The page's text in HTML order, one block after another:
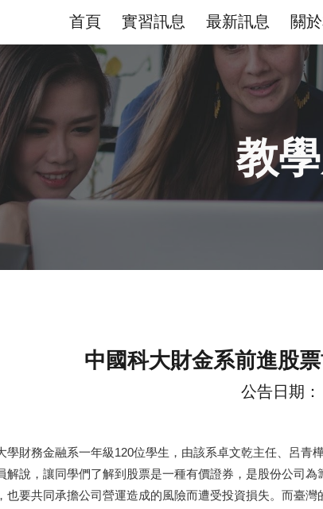
Skip to main content
首頁 實習訊息 最新訊息 關
教
中國科大財金系前進股
公告日期
學財務金融系一年級120位學生，由該系卓文乾主任、呂青
解說，讓同學們了解到股票是一種有價證券，是股份公司
也要共同承擔公司營運造成的風險而遭受投資損失。而臺